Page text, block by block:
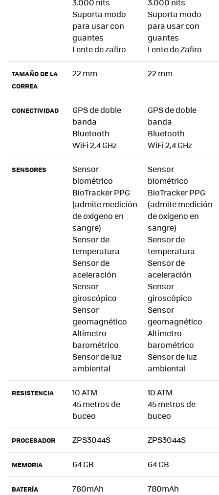
3.000 nits
Suporta modo
para usar con
guantes
Lente de zafiro
3.000 nits
Suporta modo
para usar con
guantes
Lente de Zafiro
TAMAÑO DE LA
CORREA
22 mm 22 mm
CONECTIVIDAD
GPS de doble
banda
Bluetooth
WiFi 2,4 GHz
GPS de doble
banda
Bluetooth
WiFi 2,4 GHz
SENSORES
Sensor
biométrico
BioTracker PPG
(admite medición
de oxígeno en
sangre)
Sensor de
temperatura
Sensor de
aceleración
Sensor
giroscópico
Sensor
geomagnético
Altímetro
barométrico
Sensor de luz
ambiental
Sensor
biométrico
BioTracker PPG
(admite medición
de oxígeno en
sangre)
Sensor de
temperatura
Sensor de
aceleración
Sensor
giroscópico
Sensor
geomagnético
Altímetro
barométrico
Sensor de luz
ambiental
RESISTENCIA
10 ATM
45 metros de
buceo
10 ATM
45 metros de
buceo
PROCESADOR ZPS3044S ZPS3044S
MEMORIA 64 GB 64 GB
BATERÍA 780mAh 780mAh